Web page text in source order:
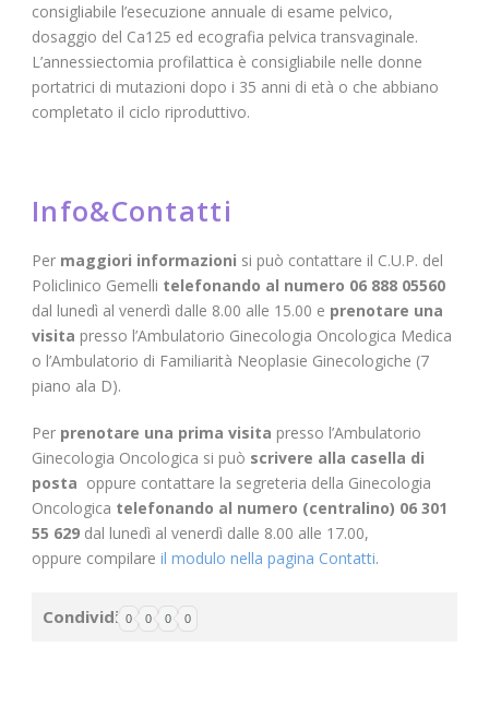
consigliabile l’esecuzione annuale di esame pelvico,
dosaggio del Ca125 ed ecografia pelvica transvaginale.
L’annessiectomia profilattica è consigliabile nelle donne
portatrici di mutazioni dopo i 35 anni di età o che abbiano
completato il ciclo riproduttivo.
Info&Contatti
Per maggiori informazioni si può contattare il C.U.P. del
Policlinico Gemelli telefonando al numero 06 888 05560
dal lunedì al venerdì dalle 8.00 alle 15.00 e prenotare una
visita presso l’Ambulatorio Ginecologia Oncologica Medica
o l’Ambulatorio di Familiarità Neoplasie Ginecologiche (7
piano ala D).
Per prenotare una prima visita presso l’Ambulatorio
Ginecologia Oncologica si può scrivere alla casella di
posta oppure contattare la segreteria della Ginecologia
Oncologica telefonando al numero (centralino) 06 301
55 629 dal lunedì al venerdì dalle 8.00 alle 17.00,
oppure compilare il modulo nella pagina Contatti.
Condividi 0 0 0 0